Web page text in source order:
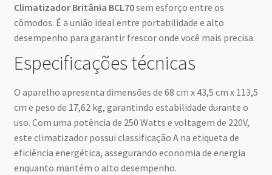
Climatizador Britânia BCL70sem esforço entre os
cômodos. É a união ideal entre portabilidade e alto
desempenho para garantir frescor onde você mais precisa.
Especificações técnicas
O aparelho apresenta dimensões de 68 cm x 43,5 cm x 113,5
cm e peso de 17,62 kg, garantindo estabilidade durante o
uso. Com uma potência de 250 Watts e voltagem de 220V,
este climatizador possui classificação A na etiqueta de
eficiência energética, assegurando economia de energia
enquanto mantém o alto desempenho.